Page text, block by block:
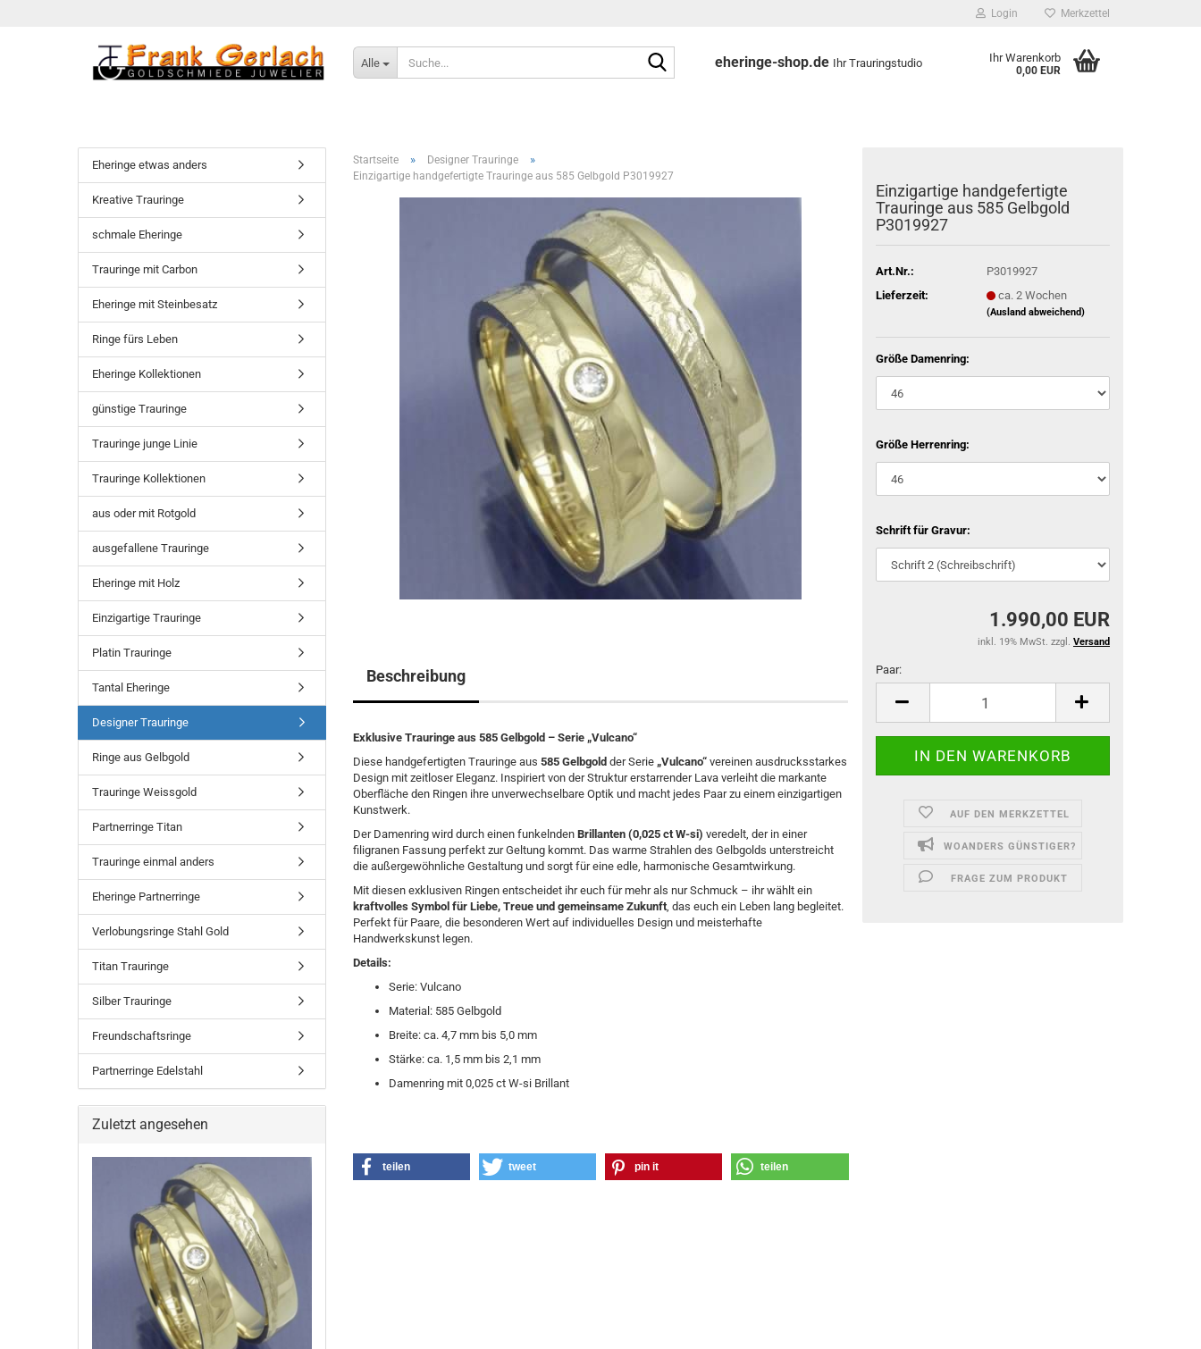
Login Merkzettel
Alle eheringe-shop.de Ihr Trauringstudio Ihr Warenkorb
0,00 EUR
Startseite » Designer Trauringe »
Einzigartige handgefertigte Trauringe aus 585 Gelbgold P3019927
Einzigartige handgefertigte
Trauringe aus 585 Gelbgold
P3019927
Art.Nr.:
P3019927
Lieferzeit:
ca. 2 Wochen
(Ausland abweichend)
Größe Damenring:
Größe Herrenring:
Schrift für Gravur:
1.990,00 EUR
inkl. 19% MwSt. zzgl. Versand
Paar:
Paar
AUF DEN MERKZETTEL
WOANDERS GÜNSTIGER?
FRAGE ZUM PRODUKT
Beschreibung
Exklusive Trauringe aus 585 Gelbgold – Serie „Vulcano“
Diese handgefertigten Trauringe aus 585 Gelbgold der Serie „Vulcano“vereinen ausdrucksstarkes
Design mit zeitloser Eleganz. Inspiriert von der Struktur erstarrender Lava verleiht die markante
Oberfläche den Ringen ihre unverwechselbare Optik und macht jedes Paar zu einem einzigartigen
Kunstwerk.
Der Damenring wird durch einen funkelnden Brillanten (0,025 ct W-si) veredelt, der in einer
filigranen Fassung perfekt zur Geltung kommt. Das warme Strahlen des Gelbgolds unterstreicht
die außergewöhnliche Gestaltung und sorgt für eine edle, harmonische Gesamtwirkung.
Mit diesen exklusiven Ringen entscheidet ihr euch für mehr als nur Schmuck – ihr wählt ein
kraftvolles Symbol für Liebe, Treue und gemeinsame Zukunft, das euch ein Leben lang begleitet.
Perfekt für Paare, die besonderen Wert auf individuelles Design und meisterhafte
Handwerkskunst legen.
Details:
Serie: Vulcano
Material: 585 Gelbgold
Breite: ca. 4,7 mm bis 5,0 mm
Stärke: ca. 1,5 mm bis 2,1 mm
Damenring mit 0,025 ct W-si Brillant
teilen tweet pin it teilen
Eheringe etwas anders
Kreative Trauringe
schmale Eheringe
Trauringe mit Carbon
Eheringe mit Steinbesatz
Ringe fürs Leben
Eheringe Kollektionen
günstige Trauringe
Trauringe junge Linie
Trauringe Kollektionen
aus oder mit Rotgold
ausgefallene Trauringe
Eheringe mit Holz
Einzigartige Trauringe
Platin Trauringe
Tantal Eheringe
Designer Trauringe
Ringe aus Gelbgold
Trauringe Weissgold
Partnerringe Titan
Trauringe einmal anders
Eheringe Partnerringe
Verlobungsringe Stahl Gold
Titan Trauringe
Silber Trauringe
Freundschaftsringe
Partnerringe Edelstahl
Zuletzt angesehen